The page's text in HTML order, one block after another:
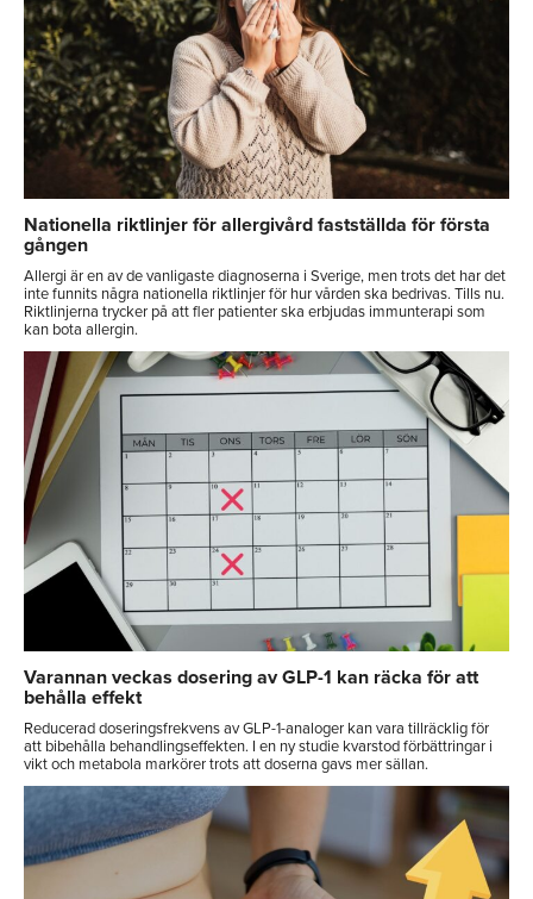
Nationella riktlinjer för allergivård fastställda för första
gången
Allergi är en av de vanligaste diagnoserna i Sverige, men trots det har det
inte funnits några nationella riktlinjer för hur vården ska bedrivas. Tills nu.
Riktlinjerna trycker på att fler patienter ska erbjudas immunterapi som
kan bota allergin.
Varannan veckas dosering av GLP-1 kan räcka för att
behålla effekt
Reducerad doseringsfrekvens av GLP-1-analoger kan vara tillräcklig för
att bibehålla behandlingseffekten. I en ny studie kvarstod förbättringar i
vikt och metabola markörer trots att doserna gavs mer sällan.